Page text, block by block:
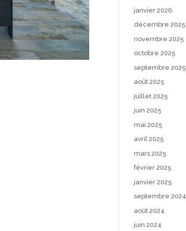
janvier 2026
décembre 2025
novembre 2025
octobre 2025
septembre 2025
août 2025
juillet 2025
juin 2025
mai 2025
avril 2025
mars 2025
février 2025
janvier 2025
septembre 2024
août 2024
juin 2024